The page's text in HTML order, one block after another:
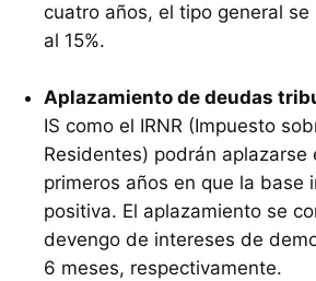
cuatro años, el tipo general se
al 15%.
Aplazamiento de deudas
IS como el IRNR (Impuesto
Residentes) podrán aplazarse
primeros años en que la base
positiva. El aplazamiento se
devengo de intereses de
6 meses, respectivamente.